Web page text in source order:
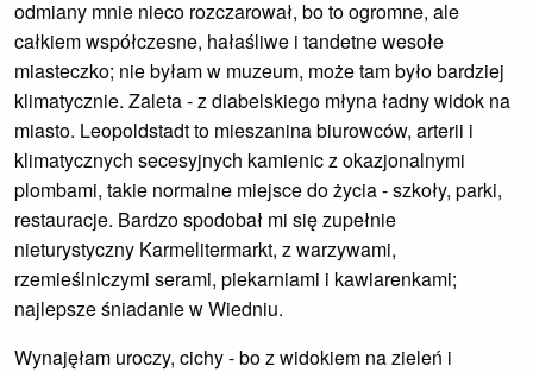
odmiany mnie nieco rozczarował, bo to ogromne, ale
całkiem współczesne, hałaśliwe i tandetne wesołe
miasteczko; nie byłam w muzeum, może tam było bardziej
klimatycznie. Zaleta - z diabelskiego młyna ładny widok na
miasto. Leopoldstadt to mieszanina biurowców, arterii i
klimatycznych secesyjnych kamienic z okazjonalnymi
plombami, takie normalne miejsce do życia - szkoły, parki,
restauracje. Bardzo spodobał mi się zupełnie
nieturystyczny Karmelitermarkt, z warzywami,
rzemieślniczymi serami, piekarniami i kawiarenkami;
najlepsze śniadanie w Wiedniu.
Wynajęłam uroczy, cichy - bo z widokiem na zieleń i